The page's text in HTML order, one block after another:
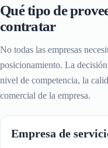
Qué tipo de
contratar
No todas las empresas
posicionamiento. La
nivel de competencia, la
comercial de la empresa.
Empresa de